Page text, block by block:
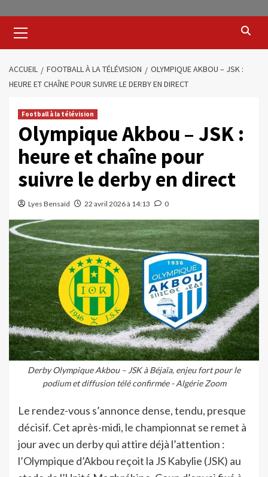
ACCUEIL FOOTBALL À LA TÉLÉVISION
OLYMPIQUE AKBOU – JSK :
HEURE ET CHAÎNE POUR SUIVRE LE DERBY EN DIRECT
Football à la télévision
Olympique Akbou – JSK :
heure et chaîne pour
suivre le derby en direct
Lyes Bensaïd 22 avril 2026 à 14:13 0
Derby Olympique Akbou – JSK à Béjaïa, enjeu fort pour le
podium et diffusion télé confirmée - Algérie Zoom
Le rendez-vous s’annonce dense, tendu, presque
décisif. Cet après-midi, le championnat se remet à
jour avec un derby qui attire déjà l’attention :
l’Olympique d’Akbou reçoit la JS Kabylie (JSK) au